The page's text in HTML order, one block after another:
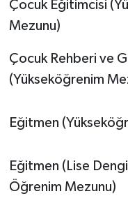
Çocuk Eğitimcisi
Mezunu)
Çocuk Rehberi ve
(Yükseköğrenim
Eğitmen
Eğitmen (Lise
Öğrenim Mezunu)